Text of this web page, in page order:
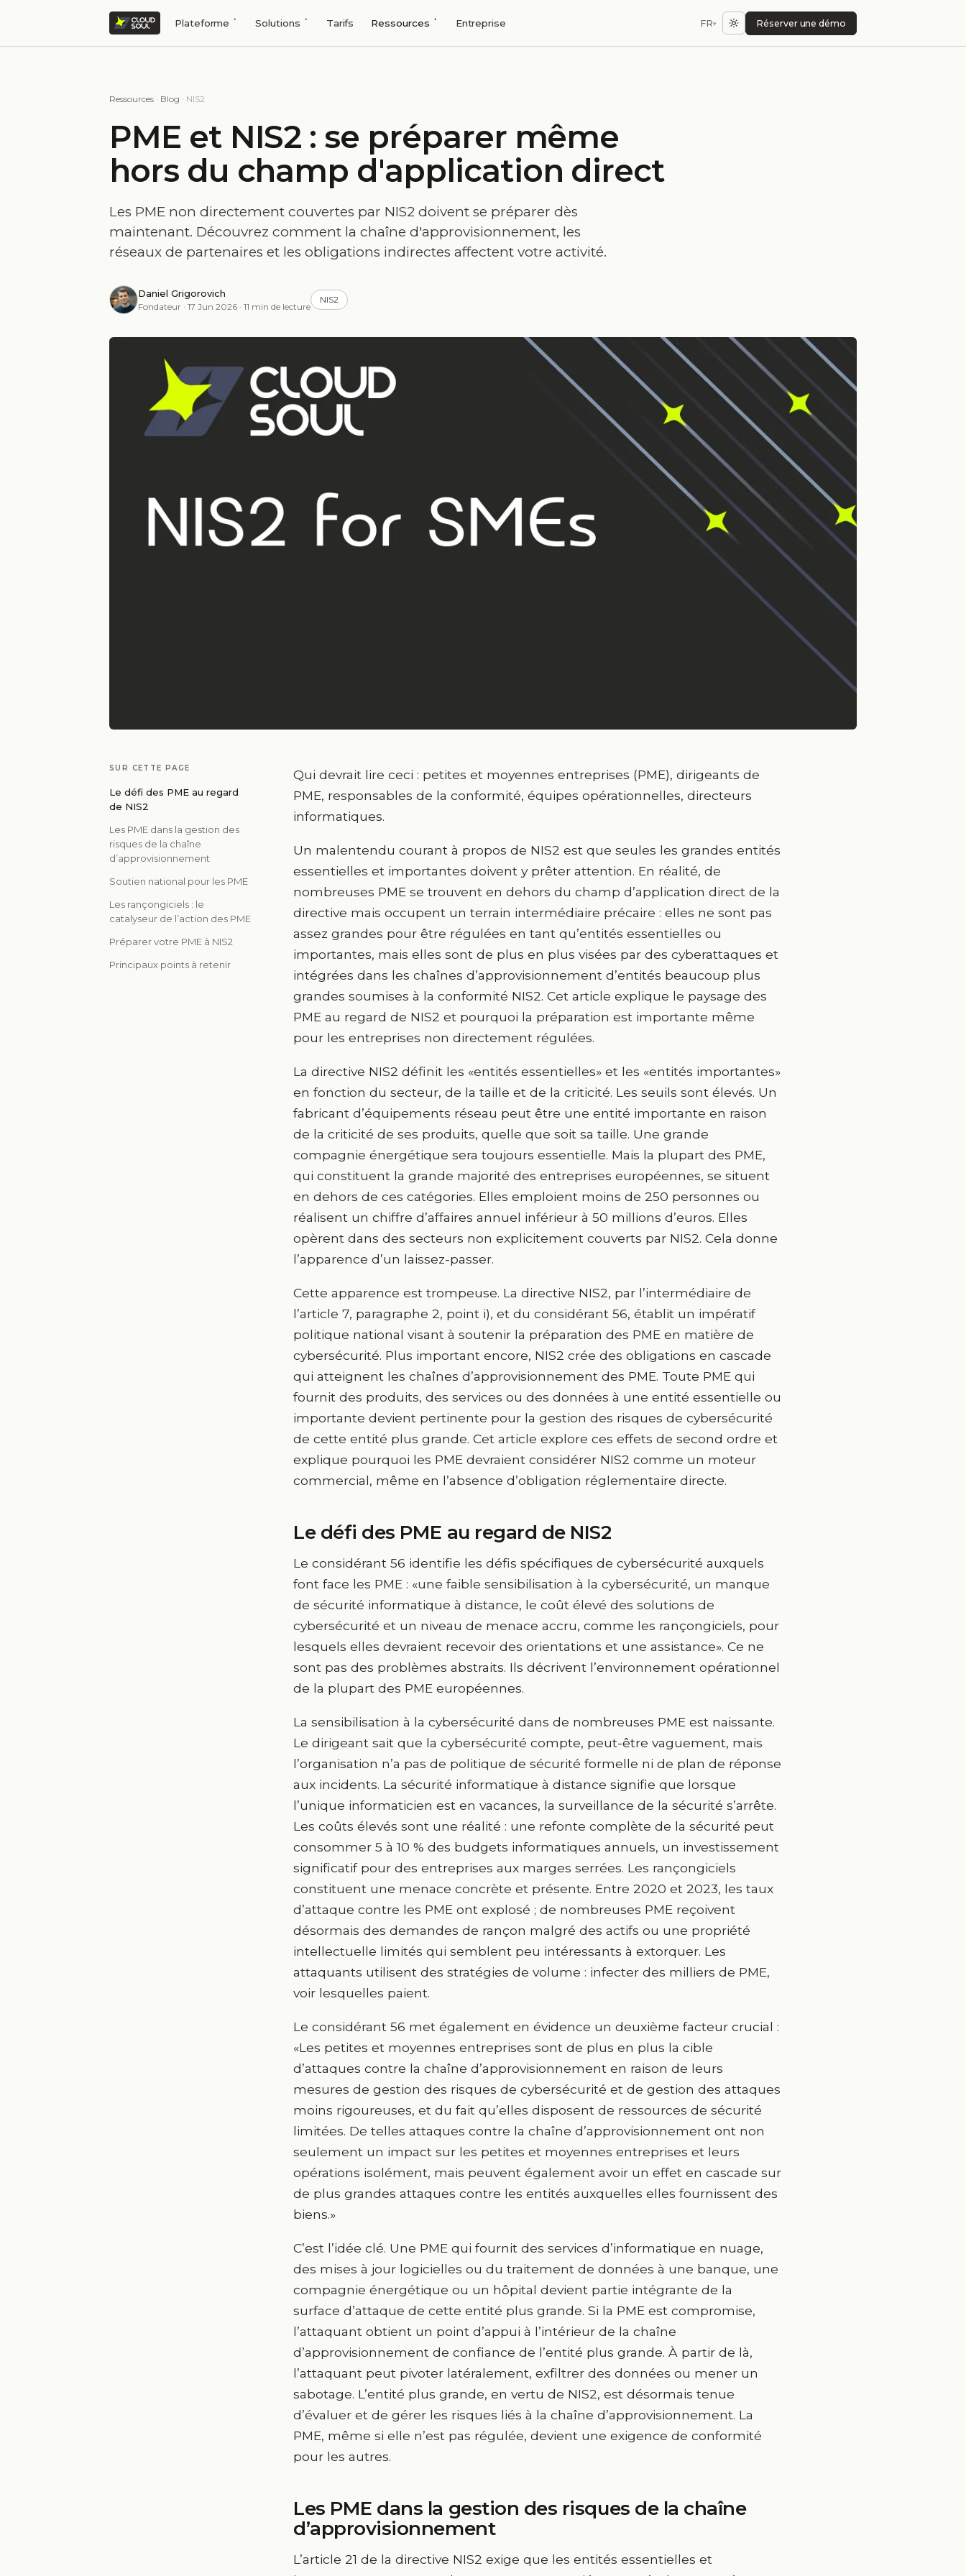
Plateforme Solutions Tarifs Ressources Entreprise FR▾ Réserver une démo
Ressources · Blog · NIS2
PME et NIS2 : se préparer même
hors du champ d'application direct
Les PME non directement couvertes par NIS2 doivent se préparer dès
maintenant. Découvrez comment la chaîne d'approvisionnement, les
réseaux de partenaires et les obligations indirectes affectent votre activité.
Daniel Grigorovich
Fondateur · 17 Jun 2026 · 11 min de lecture
NIS2
SUR CETTE PAGE
Le défi des PME au regard
de NIS2
Les PME dans la gestion des
risques de la chaîne
d’approvisionnement
Soutien national pour les PME
Les rançongiciels : le
catalyseur de l’action des PME
Préparer votre PME à NIS2
Principaux points à retenir
Qui devrait lire ceci : petites et moyennes entreprises (PME), dirigeants de
PME, responsables de la conformité, équipes opérationnelles, directeurs
informatiques.
Un malentendu courant à propos de NIS2 est que seules les grandes entités
essentielles et importantes doivent y prêter attention. En réalité, de
nombreuses PME se trouvent en dehors du champ d’application direct de la
directive mais occupent un terrain intermédiaire précaire : elles ne sont pas
assez grandes pour être régulées en tant qu’entités essentielles ou
importantes, mais elles sont de plus en plus visées par des cyberattaques et
intégrées dans les chaînes d’approvisionnement d’entités beaucoup plus
grandes soumises à la conformité NIS2. Cet article explique le paysage des
PME au regard de NIS2 et pourquoi la préparation est importante même
pour les entreprises non directement régulées.
La directive NIS2 définit les «entités essentielles» et les «entités importantes»
en fonction du secteur, de la taille et de la criticité. Les seuils sont élevés. Un
fabricant d’équipements réseau peut être une entité importante en raison
de la criticité de ses produits, quelle que soit sa taille. Une grande
compagnie énergétique sera toujours essentielle. Mais la plupart des PME,
qui constituent la grande majorité des entreprises européennes, se situent
en dehors de ces catégories. Elles emploient moins de 250 personnes ou
réalisent un chiffre d’affaires annuel inférieur à 50 millions d’euros. Elles
opèrent dans des secteurs non explicitement couverts par NIS2. Cela donne
l’apparence d’un laissez-passer.
Cette apparence est trompeuse. La directive NIS2, par l’intermédiaire de
l’article 7, paragraphe 2, point i), et du considérant 56, établit un impératif
politique national visant à soutenir la préparation des PME en matière de
cybersécurité. Plus important encore, NIS2 crée des obligations en cascade
qui atteignent les chaînes d’approvisionnement des PME. Toute PME qui
fournit des produits, des services ou des données à une entité essentielle ou
importante devient pertinente pour la gestion des risques de cybersécurité
de cette entité plus grande. Cet article explore ces effets de second ordre et
explique pourquoi les PME devraient considérer NIS2 comme un moteur
commercial, même en l’absence d’obligation réglementaire directe.
Le défi des PME au regard de NIS2
Le considérant 56 identifie les défis spécifiques de cybersécurité auxquels
font face les PME : «une faible sensibilisation à la cybersécurité, un manque
de sécurité informatique à distance, le coût élevé des solutions de
cybersécurité et un niveau de menace accru, comme les rançongiciels, pour
lesquels elles devraient recevoir des orientations et une assistance». Ce ne
sont pas des problèmes abstraits. Ils décrivent l’environnement opérationnel
de la plupart des PME européennes.
La sensibilisation à la cybersécurité dans de nombreuses PME est naissante.
Le dirigeant sait que la cybersécurité compte, peut-être vaguement, mais
l’organisation n’a pas de politique de sécurité formelle ni de plan de réponse
aux incidents. La sécurité informatique à distance signifie que lorsque
l’unique informaticien est en vacances, la surveillance de la sécurité s’arrête.
Les coûts élevés sont une réalité : une refonte complète de la sécurité peut
consommer 5 à 10 % des budgets informatiques annuels, un investissement
significatif pour des entreprises aux marges serrées. Les rançongiciels
constituent une menace concrète et présente. Entre 2020 et 2023, les taux
d’attaque contre les PME ont explosé ; de nombreuses PME reçoivent
désormais des demandes de rançon malgré des actifs ou une propriété
intellectuelle limités qui semblent peu intéressants à extorquer. Les
attaquants utilisent des stratégies de volume : infecter des milliers de PME,
voir lesquelles paient.
Le considérant 56 met également en évidence un deuxième facteur crucial :
«Les petites et moyennes entreprises sont de plus en plus la cible
d’attaques contre la chaîne d’approvisionnement en raison de leurs
mesures de gestion des risques de cybersécurité et de gestion des attaques
moins rigoureuses, et du fait qu’elles disposent de ressources de sécurité
limitées. De telles attaques contre la chaîne d’approvisionnement ont non
seulement un impact sur les petites et moyennes entreprises et leurs
opérations isolément, mais peuvent également avoir un effet en cascade sur
de plus grandes attaques contre les entités auxquelles elles fournissent des
biens.»
C’est l’idée clé. Une PME qui fournit des services d’informatique en nuage,
des mises à jour logicielles ou du traitement de données à une banque, une
compagnie énergétique ou un hôpital devient partie intégrante de la
surface d’attaque de cette entité plus grande. Si la PME est compromise,
l’attaquant obtient un point d’appui à l’intérieur de la chaîne
d’approvisionnement de confiance de l’entité plus grande. À partir de là,
l’attaquant peut pivoter latéralement, exfiltrer des données ou mener un
sabotage. L’entité plus grande, en vertu de NIS2, est désormais tenue
d’évaluer et de gérer les risques liés à la chaîne d’approvisionnement. La
PME, même si elle n’est pas régulée, devient une exigence de conformité
pour les autres.
Les PME dans la gestion des risques de la chaîne
d’approvisionnement
L’article 21 de la directive NIS2 exige que les entités essentielles et